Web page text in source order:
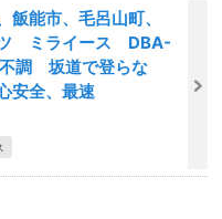
飯能市、毛呂山町、
ツ ミライース DBA-
調 坂道で登らな
全、最速